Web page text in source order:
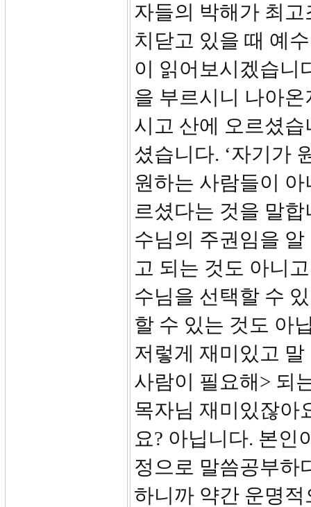
자들의 박해가 최
치닫고 있을 때 예
이 읽어보시겠습니
을 부르시니 나아
시고 산에 오르셨
셨습니다. ‘자기가
원하는 사람들이
르셨다는 것을 말
수님의 주권임을
고 되는 것도 아니
수님을 선택할 수
할 수 있는 것도 아
저렇게 재미있고
사람이 필요해> 되
목자님 재미있잖아
요? 아닙니다. 본인
정으로 말씀공부하
하니까 약간 운명